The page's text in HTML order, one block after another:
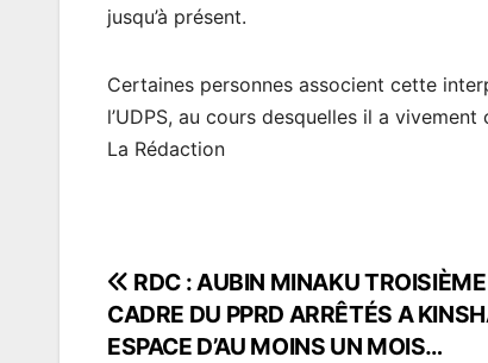
jusqu’à présent.
Certaines personnes associent cette
l’UDPS, au cours desquelles il a
La Rédaction
Navigation
de
RDC : AUBIN MINAKU
CADRE DU PPRD ARRÊTÉS A
ESPACE D’AU MOINS UN MOIS…